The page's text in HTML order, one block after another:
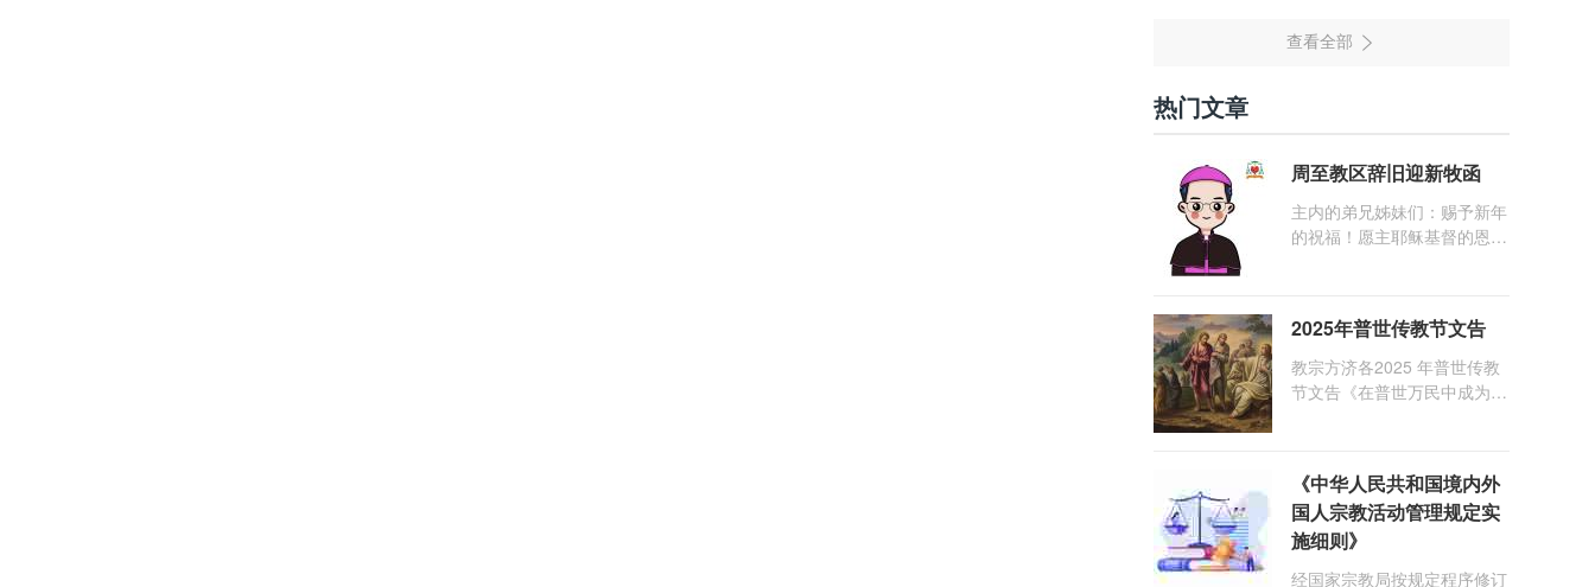
热门文章
周至教区辞旧迎新牧函
主内的弟兄姊妹们：赐予新年
的祝福！愿主耶稣基督的恩
们，愿临在的救主基督安慰你
们，并圣化你们的生活，作为
祝贺祂诞辰的珍贵礼品。
2025年普世传教节文告
教宗方济各2025 年普世传教
节文告《在普世万民中成为怀
《中华人民共和国境内外
国人宗教活动管理规定实
施细则》
经国家宗教局按规定程序修订